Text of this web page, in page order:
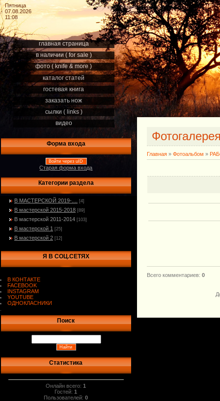
Пятница
07.08.2026
11:08
главная страница
в наличии ( for sale )
фото ( knife & more )
каталог статей
гостевая книга
заказать нож
сылки ( links )
видео
Форма входа
Войти через uID
Старая форма входа
Категории раздела
В МАСТЕРСКОЙ 2019-.... [4]
В мастерской 2015-2018 [89]
В мастерской 2011-2014 [103]
В мастерской 1 [25]
В мастерской 2 [12]
Я В СОЦ.СЕТЯХ
В КОНТАКТЕ
FACEBOOK
INSTAGRAM
YOUTUBE
ОДНОКЛАСНИКИ
Поиск
Статистика
Онлайн всего:1
Гостей:1
Пользователей:0
Главная » Фотоальбом »
Всего комментариев: 0